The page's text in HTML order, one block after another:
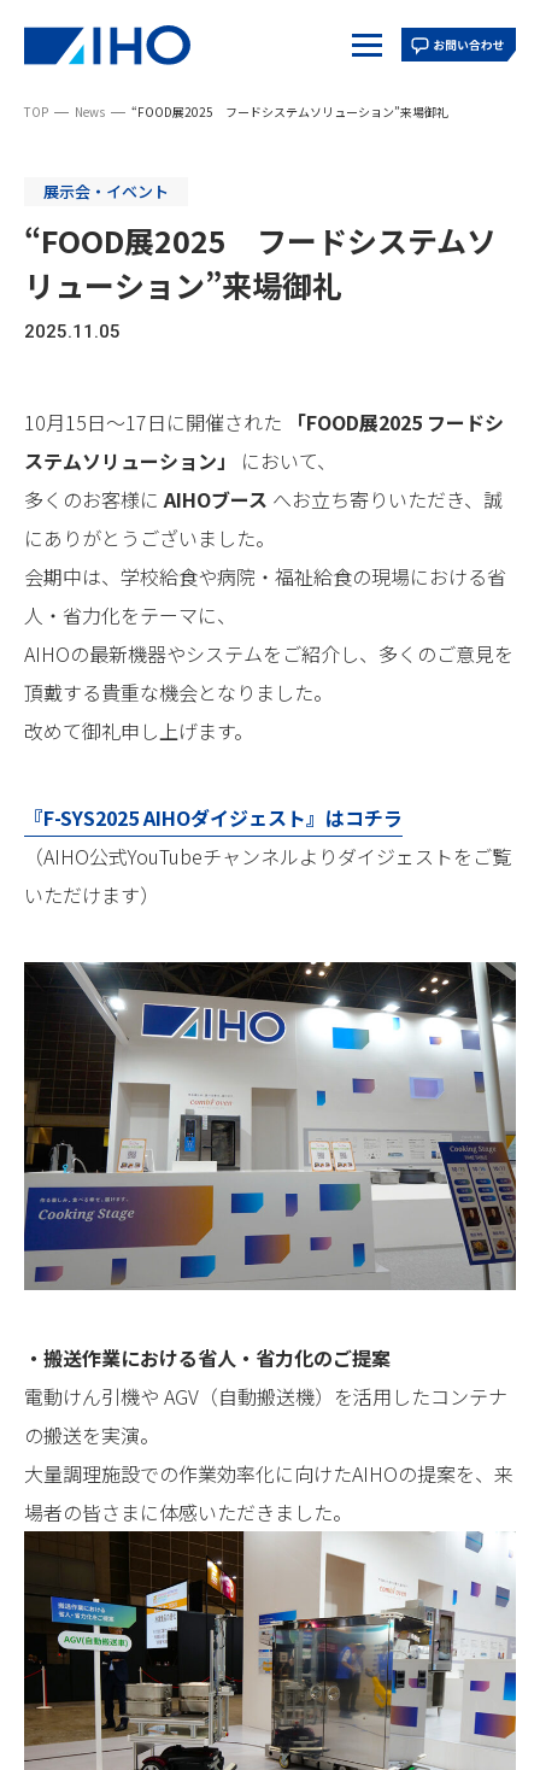
幸せが連鎖する、厨房を。
株式会社AIHO 本社・工場
〒442-8580
愛知県豊川市白鳥町防入60
TEL 0533-88-5111
Google map
サイトマップ
関連リンク
プライバシーポリシー
中文
English
TOPページ
私たちの想い
ニュース
企業情報
社長挨拶
経営理念
会社概要
SDGs
学校給食
病院給食
福祉給食
セントラルキッチン
製品情報
調理機器
消毒保管機器
再加熱調理機・その他
TOP News “FOOD展2025 フードシステムソリューション”来場御礼
展示会・イベント
“FOOD展2025 フードシステムソ
リューション”来場御礼
2025.11.05
10月15日〜17日に開催された
「FOOD展2025 フードシ
ステムソリューション」
において、
多くのお客様にAIHOブース へお立ち寄りいただき、誠
にありがとうございました。
会期中は、学校給食や病院・福祉給食の現場における省
人・省力化をテーマに、
AIHOの最新機器やシステムをご紹介し、多くのご意見を
頂戴する貴重な機会となりました。
改めて御礼申し上げます。
『F-SYS2025 AIHOダイジェスト』はコチラ
（AIHO公式YouTubeチャンネルよりダイジェストをご覧
いただけます）
・搬送作業における省人・省力化のご提案
電動けん引機や AGV（自動搬送機）を活用したコンテナ
の搬送を実演。
大量調理施設での作業効率化に向けたAIHOの提案を、来
場者の皆さまに体感いただきました。